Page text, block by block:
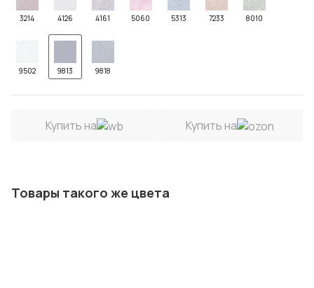
3214 4126 4161 5060 5313 7233 8010
9502 9813 9818
Купить на Купить на
Товары такого же цвета